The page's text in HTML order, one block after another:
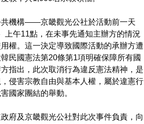
共機構——京畿觀光公社於活動前一天
上午11點，在未事先通知主辦方的情況
權。這一決定導致國際活動的承辦方遭
民國憲法第20條第1項明確保障所有國
指出，此次取消行為違反憲法精神，是
侵害宗教自由與基本人權，屬於違憲行
國家團結的舉動。
府及京畿觀光公社對此次事件負責，向